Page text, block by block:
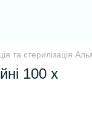
та стерилізація
100 х